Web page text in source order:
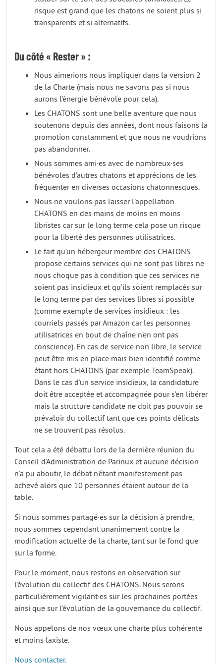
risque est grand que les chatons ne soient plus si
transparents et si alternatifs.
Du côté « Rester » :
Nous aimerions nous impliquer dans la version 2
de la Charte (mais nous ne savons pas si nous
aurons l’énergie bénévole pour cela).
Les CHATONS sont une belle aventure que nous
soutenons depuis des années, dont nous faisons la
promotion constamment et que nous ne voudrions
pas abandonner.
Nous sommes ami·es avec de nombreux·ses
bénévoles d’autres chatons et apprécions de les
fréquenter en diverses occasions chatonnesques.
Nous ne voulons pas laisser l’appellation
CHATONS en des mains de moins en moins
libristes car sur le long terme cela pose un risque
pour la liberté des personnes utilisatrices.
Le fait qu’un hébergeur membre des CHATONS
propose certains services qui ne sont pas libres ne
nous choque pas à condition que ces services ne
soient pas insidieux et qu’ils soient remplacés sur
le long terme par des services libres si possible
(comme exemple de services insidieux : les
courriels passés par Amazon car les personnes
utilisatrices en bout de chaîne n’en ont pas
conscience). En cas de service non libre, le service
peut être mis en place mais bien identifié comme
étant hors CHATONS (par exemple TeamSpeak).
Dans le cas d’un service insidieux, la candidature
doit être acceptée et accompagnée pour s’en libérer
mais la structure candidate ne doit pas pouvoir se
prévaloir du collectif tant que ces points délicats
ne se trouvent pas résolus.
Tout cela a été débattu lors de la dernière réunion du
Conseil d’Administration de Parinux et aucune décision
n’a pu aboutir, le débat n’étant manifestement pas
achevé alors que 10 personnes étaient autour de la
table.
Si nous sommes partagé·es sur la décision à prendre,
nous sommes cependant unanimement contre la
modification actuelle de la charte, tant sur le fond que
sur la forme.
Pour le moment, nous restons en observation sur
l’évolution du collectif des CHATONS. Nous serons
particulièrement vigilant·es sur les prochaines portées
ainsi que sur l’évolution de la gouvernance du collectif.
Nous appelons de nos vœux une charte plus cohérente
et moins laxiste.
Nous contacter.